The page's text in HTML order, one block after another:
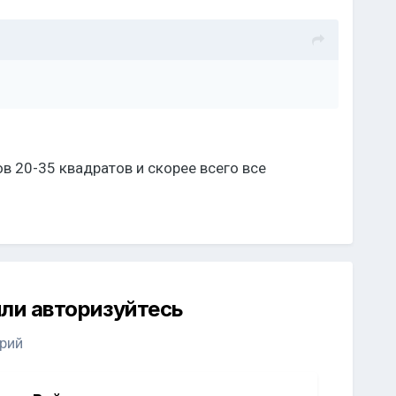
20-35 квадратов и скорее всего все
авторизуйтесь